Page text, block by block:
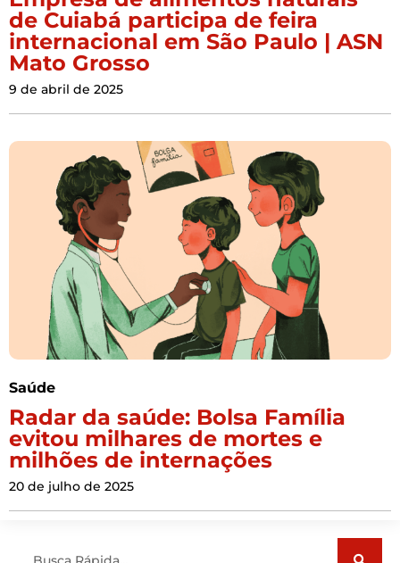
de Cuiabá participa de feira
internacional em São Paulo | ASN
Mato Grosso
9 de abril de 2025
Saúde
Radar da saúde: Bolsa Família
evitou milhares de mortes e
milhões de internações
20 de julho de 2025